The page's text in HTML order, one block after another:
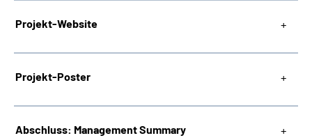
Projekt-Website
Projekt-Poster
Abschluss: Management Summary